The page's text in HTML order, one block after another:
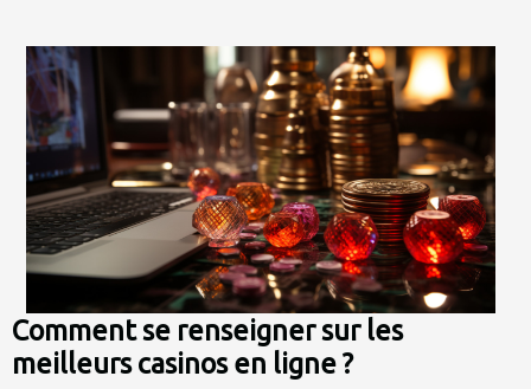
Comment se renseigner sur les
meilleurs casinos en ligne ?